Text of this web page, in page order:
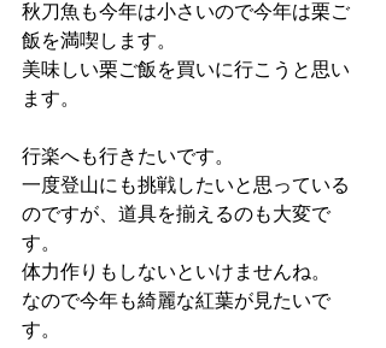
秋刀魚も今年は小さいので今年は栗ご
飯を満喫します。
美味しい栗ご飯を買いに行こうと思い
ます。
行楽へも行きたいです。
一度登山にも挑戦したいと思っている
のですが、道具を揃えるのも大変で
す。
体力作りもしないといけませんね。
なので今年も綺麗な紅葉が見たいで
す。